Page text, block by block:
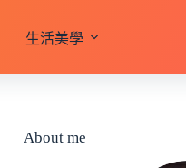
生活美學
About me